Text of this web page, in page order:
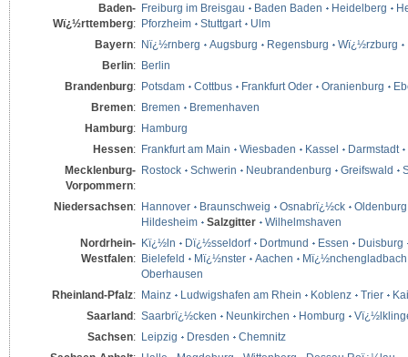
Baden-
Wï¿½rttemberg:
Freiburg im Breisgau Baden Baden Heidelberg
Pforzheim
Stuttgart
Ulm
Bayern: Nï¿½rnberg Augsburg Regensburg Wï¿½rzburg
Berlin: Berlin
Brandenburg: Potsdam Cottbus Frankfurt Oder Oranienburg
Bremen: Bremen
Bremenhaven
Hamburg: Hamburg
Hessen: Frankfurt am Main Wiesbaden Kassel
Darmstadt
Mecklenburg-
Vorpommern:
Rostock Schwerin Neubrandenburg Greifswald
Niedersachsen: Hannover Braunschweig Osnabrï¿½ck
Oldenburg
Hildesheim
Salzgitter
Wilhelmshaven
Nordrhein-
Westfalen:
Kï¿½ln Dï¿½sseldorf Dortmund Essen
Duisburg
Bielefeld
Mï¿½nster Aachen
Mï¿½nchengladbach
Oberhausen
Rheinland-Pfalz: Mainz Ludwigshafen am Rhein Koblenz Trier
Saarland: Saarbrï¿½cken Neunkirchen Homburg
Sachsen: Leipzig Dresden
Chemnitz